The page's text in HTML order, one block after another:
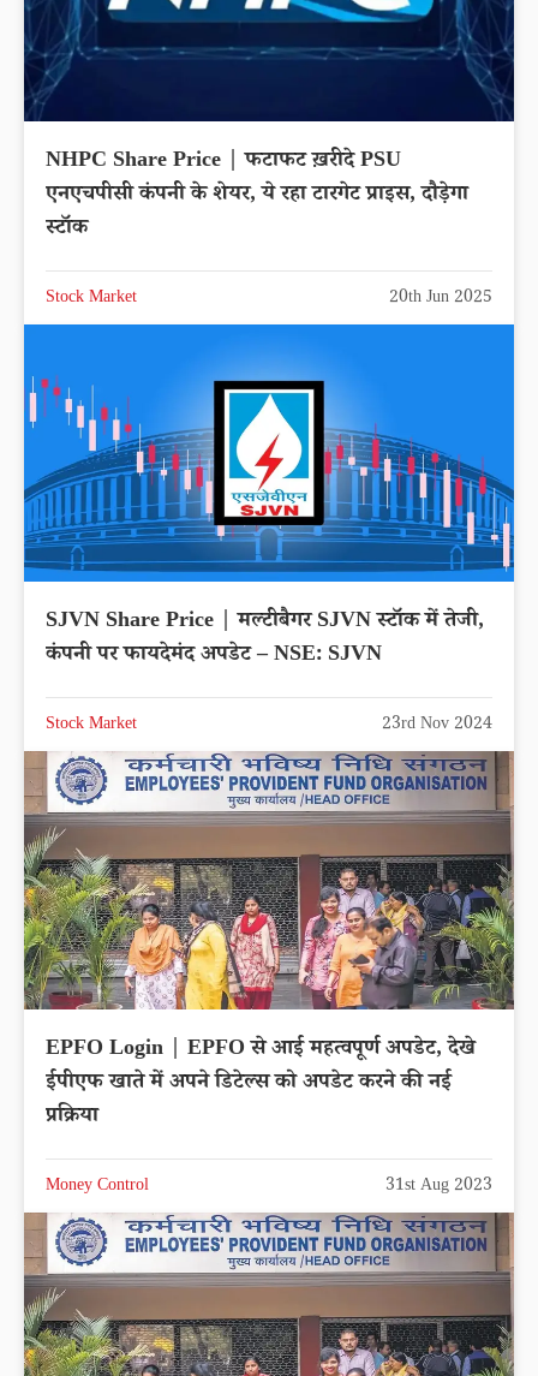
NHPC Share Price | फटाफट ख़रीदे PSU
एनएचपीसी कंपनी के शेयर, ये रहा टारगेट प्राइस, दौड़ेगा
स्टॉक
Stock Market 20th Jun 2025
SJVN Share Price | मल्टीबैगर SJVN स्टॉक में तेजी,
कंपनी पर फायदेमंद अपडेट – NSE: SJVN
Stock Market 23rd Nov 2024
EPFO Login | EPFO से आई महत्वपूर्ण अपडेट, देखे
ईपीएफ खाते में अपने डिटेल्स को अपडेट करने की नई
प्रक्रिया
Money Control 31st Aug 2023